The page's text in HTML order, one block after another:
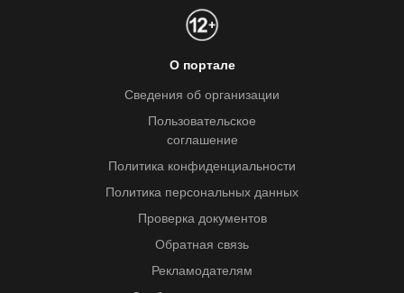
О портале
Сведения об организации
Пользовательское
соглашение
Политика конфиденциальности
Политика персональных данных
Проверка документов
Обратная связь
Рекламодателям